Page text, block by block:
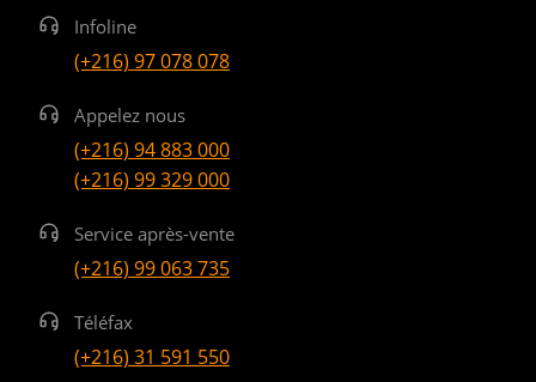
Infoline
(+216) 97 078 078
Appelez nous
(+216) 94 883 000
(+216) 99 329 000
Service après-vente
(+216) 99 063 735
Téléfax
(+216) 31 591 550